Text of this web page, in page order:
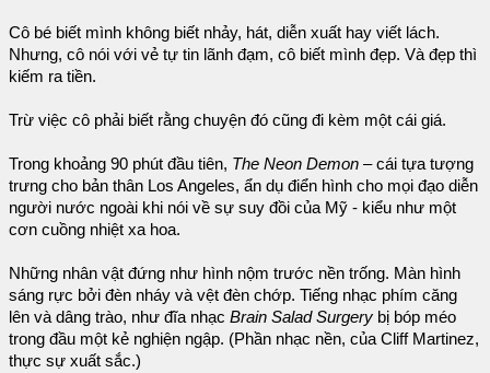
Cô bé biết mình không biết nhảy, hát, diễn xuất hay viết lách.
Nhưng, cô nói với vẻ tự tin lãnh đạm, cô biết mình đẹp. Và đẹp thì
kiếm ra tiền.
Trừ việc cô phải biết rằng chuyện đó cũng đi kèm một cái giá.
Trong khoảng 90 phút đầu tiên, The Neon Demon – cái tựa tượng
trưng cho bản thân Los Angeles, ẩn dụ điển hình cho mọi đạo diễn
người nước ngoài khi nói về sự suy đồi của Mỹ - kiểu như một
cơn cuồng nhiệt xa hoa.
Những nhân vật đứng như hình nộm trước nền trống. Màn hình
sáng rực bởi đèn nháy và vệt đèn chớp. Tiếng nhạc phím căng
lên và dâng trào, như đĩa nhạc Brain Salad Surgery bị bóp méo
trong đầu một kẻ nghiện ngập. (Phần nhạc nền, của Cliff Martinez,
thực sự xuất sắc.)